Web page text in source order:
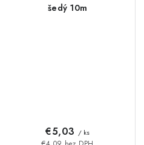
šedý 10m
€5,03 / ks